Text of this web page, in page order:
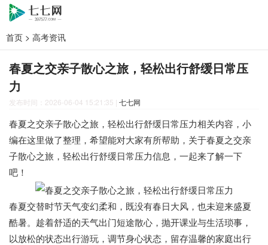
首页 > 高考资讯
春夏之交亲子散心之旅，轻松出行舒缓日常压
力
发布时间：2026-06-04 15:21:35 | 七七网
春夏之交亲子散心之旅，轻松出行舒缓日常压力相关内容，小
编在这里做了整理，希望能对大家有所帮助，关于春夏之交亲
子散心之旅，轻松出行舒缓日常压力信息，一起来了解一下
吧！
春夏交替时节天气变幻柔和，既没有春日大风，也未迎来盛夏
酷暑。趁着舒适的天气出门短途散心，抛开课业与生活琐事，
以放松的状态出行游玩，调节身心状态，留存温馨的家庭出行